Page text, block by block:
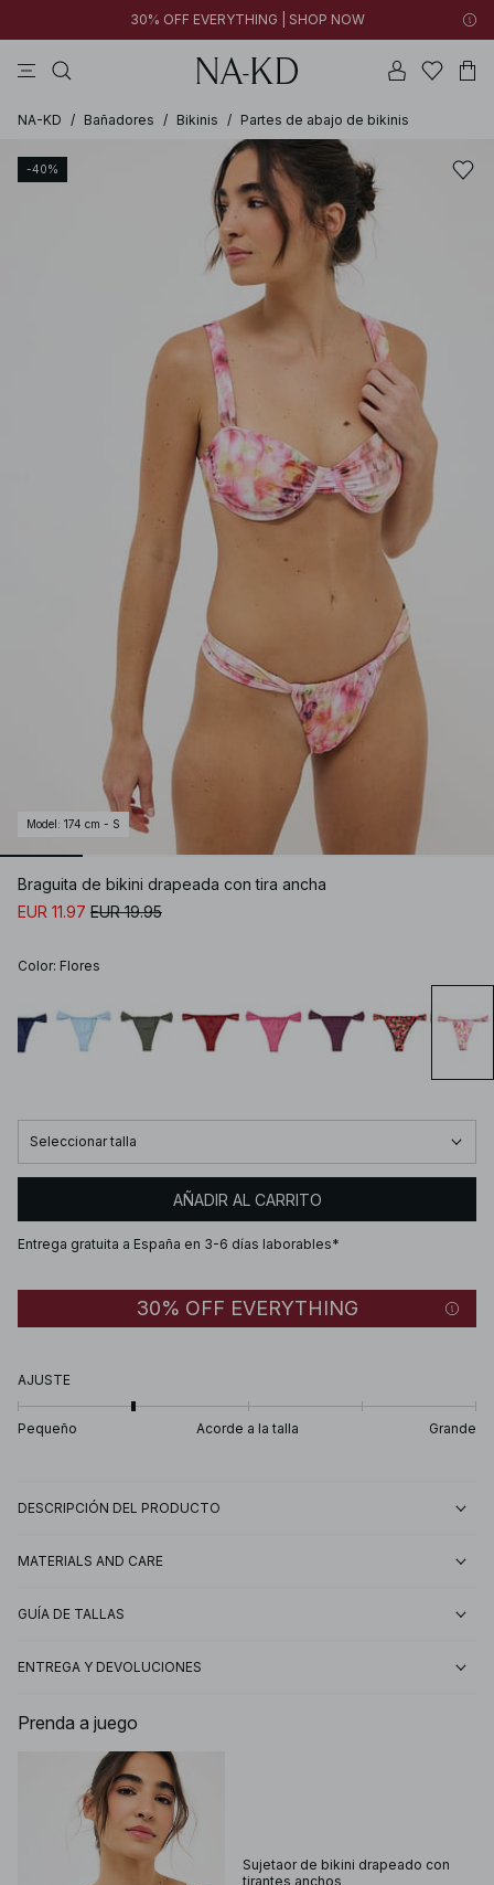
30% OFF EVERYTHING | SHOP NOW
NA-KD / Bañadores / Bikinis / Partes de abajo de bikinis
-40%
Model : 174 cm - S
Braguita de bikini drapeada con tira ancha
EUR 11.97 EUR 19.95
Color: Flores
Seleccionar talla
AÑADIR AL CARRITO
Entrega gratuita a España en 3-6 días laborables*
30% OFF EVERYTHING
AJUSTE
Pequeño Acorde a la talla Grande
DESCRIPCIÓN DEL PRODUCTO
MATERIALS AND CARE
GUÍA DE TALLAS
ENTREGA Y DEVOLUCIONES
Prenda a juego
Sujetaor de bikini drapeado con
tirantes anchos